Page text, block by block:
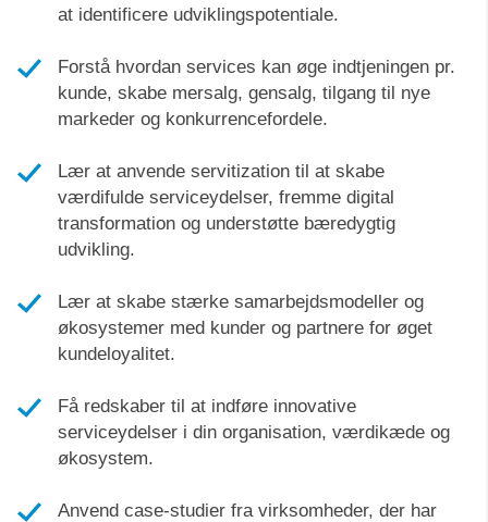
at identificere udviklingspotentiale.
Forstå hvordan services kan øge indtjeningen pr.
kunde, skabe mersalg, gensalg, tilgang til nye
markeder og konkurrencefordele.
Lær at anvende servitization til at skabe
værdifulde serviceydelser, fremme digital
transformation og understøtte bæredygtig
udvikling.
Lær at skabe stærke samarbejdsmodeller og
økosystemer med kunder og partnere for øget
kundeloyalitet.
Få redskaber til at indføre innovative
serviceydelser i din organisation, værdikæde og
økosystem.
Anvend case-studier fra virksomheder, der har